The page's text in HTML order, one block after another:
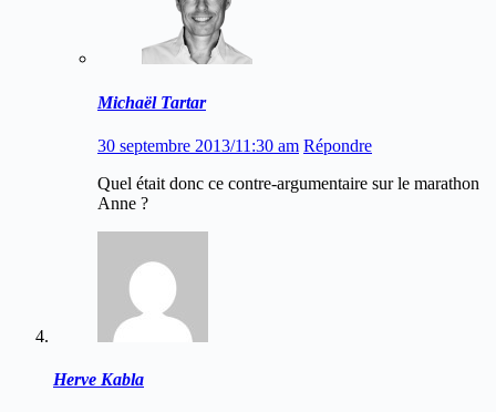
Michaël Tartar
30 septembre 2013/11:30 am Répondre
Quel était donc ce contre-argumentaire sur le marathon
Anne ?
Herve Kabla